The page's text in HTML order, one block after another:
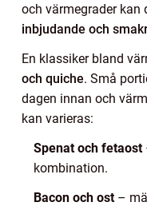
och värmegrader kan
inbjudande och
En klassiker bland
och quiche. Små
dagen innan och
kan varieras:
Spenat och fetaost
kombination.
Bacon och ost–